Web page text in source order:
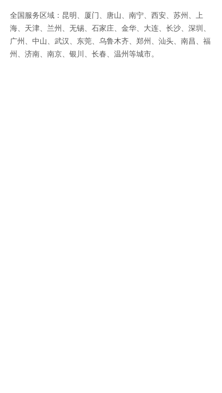
全国服务区域：昆明、厦门、唐山、南宁、西安、苏州、上
海、天津、兰州、无锡、石家庄、金华、大连、长沙、深圳、
广州、中山、武汉、东莞、乌鲁木齐、郑州、汕头、南昌、福
州、济南、南京、银川、长春、温州等城市。